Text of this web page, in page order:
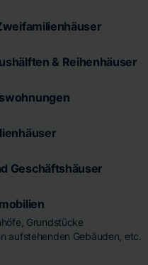
& Reihenhäuser
Geschäftshäuser
Grundstücke
aufstehenden Gebäuden, etc.